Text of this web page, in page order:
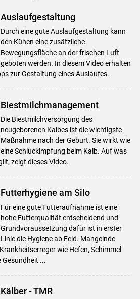
Auslaufgestaltung
Durch eine gute Auslaufgestaltung kann
den Kühen eine zusätzliche
Bewegungsfläche an der frischen Luft
geboten werden. In diesem Video erhalten
zur Gestaltung eines Auslaufes.
Biestmilchmanagement
Die Biestmilchversorgung des
neugeborenen Kalbes ist die wichtigste
Maßnahme nach der Geburt. Sie wirkt wie
eine Schluckimpfung beim Kalb. Auf was
zeigt dieses Video.
Futterhygiene am Silo
Für eine gute Futteraufnahme ist eine
hohe Futterqualität entscheidend und
Grundvoraussetzung dafür ist in erster
Linie die Hygiene ab Feld. Mangelnde
wie Hefen, Schimmel
Gesundheit ...
Kälber - TMR